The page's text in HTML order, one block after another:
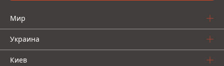
Мир
Украина
Киев